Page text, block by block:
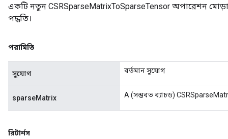
একটি নতুন CSRSparseMatrixToSparseTensor অপারেশন
পদ্ধতি।
পরামিতি
সুযোগ বর্তমান সুযোগ
sparseMatrix A (সম্ভবত ব্যাচড)
রিটার্নস